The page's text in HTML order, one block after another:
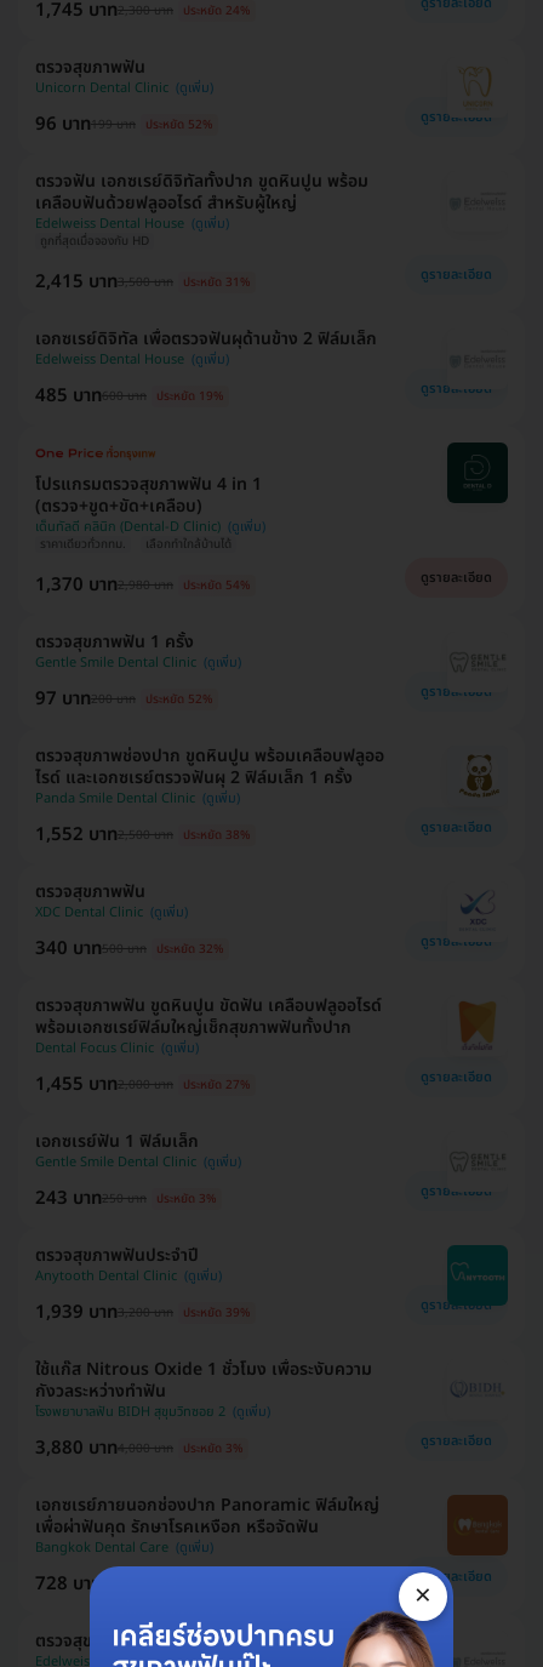
1,745 บาท2,300 บาท ประหยัด 24%
ตรวจสุขภาพฟัน
Unicorn Dental Clinic
96 บาท199 บาท ประหยัด 52% ดูรายละเอียด
ถูกที่สุดเมื่อจองกับ HD
ตรวจฟัน เอกซเรย์ดิจิทัลทั้งปาก ขูดหินปูน พร้อม
เคลือบฟันด้วยฟลูออไรด์ สำหรับผู้ใหญ่
Edelweiss Dental House
2,415 บาท3,500 บาท ประหยัด 31% ดูรายละเอียด
เอกซเรย์ดิจิทัล เพื่อตรวจฟันผุด้านข้าง 2 ฟิล์มเล็ก
Edelweiss Dental House
485 บาท600 บาท ประหยัด 19% ดูรายละเอียด
ราคาเดียวทั่วกทม. เลือกทำใกล้บ้านได้
โปรแกรมตรวจสุขภาพฟัน 4 in 1
(ตรวจ+ขูด+ขัด+เคลือบ)
เด็นทัลดี คลินิก (Dental-D Clinic)
1,370 บาท2,980 บาท ประหยัด 54% ดูรายละเอียด
ตรวจสุขภาพฟัน 1 ครั้ง
Gentle Smile Dental Clinic
97 บาท200 บาท ประหยัด 52% ดูรายละเอียด
ตรวจสุขภาพช่องปาก ขูดหินปูน พร้อมเคลือบฟลูออ
ไรด์ และเอกซเรย์ตรวจฟันผุ 2 ฟิล์มเล็ก 1 ครั้ง
Panda Smile Dental Clinic
1,552 บาท2,500 บาท ประหยัด 38% ดูรายละเอียด
ตรวจสุขภาพฟัน
XDC Dental Clinic
340 บาท500 บาท ประหยัด 32% ดูรายละเอียด
ตรวจสุขภาพฟัน ขูดหินปูน ขัดฟัน เคลือบฟลูออไรด์
พร้อมเอกซเรย์ฟิล์มใหญ่เช็กสุขภาพฟันทั้งปาก
Dental Focus Clinic
1,455 บาท2,000 บาท ประหยัด 27% ดูรายละเอียด
เอกซเรย์ฟัน 1 ฟิล์มเล็ก
Gentle Smile Dental Clinic
243 บาท250 บาท ประหยัด 3% ดูรายละเอียด
ตรวจสุขภาพฟันประจำปี
Anytooth Dental Clinic
1,939 บาท3,200 บาท ประหยัด 39% ดูรายละเอียด
ใช้แก๊ส Nitrous Oxide 1 ชั่วโมง เพื่อระงับความ
กังวลระหว่างทำฟัน
โรงพยาบาลฟัน BIDH สุขุมวิทซอย 2
3,880 บาท4,000 บาท ประหยัด 3% ดูรายละเอียด
เอกซเรย์ภายนอกช่องปาก Panoramic ฟิล์มใหญ่
เพื่อผ่าฟันคุด รักษาโรคเหงือก หรือจัดฟัน
Bangkok Dental Care
728 บาท ดูรายละเอียด
ตรวจสุขภาพฟัน
Edelweiss Dental House
×